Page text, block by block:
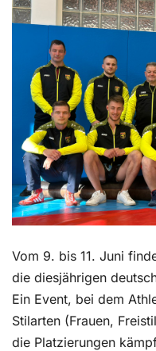
Vom 9. bis 11. Juni
die diesjährigen
Ein Event, bei dem
Stilarten (Frauen,
die Platzierungen